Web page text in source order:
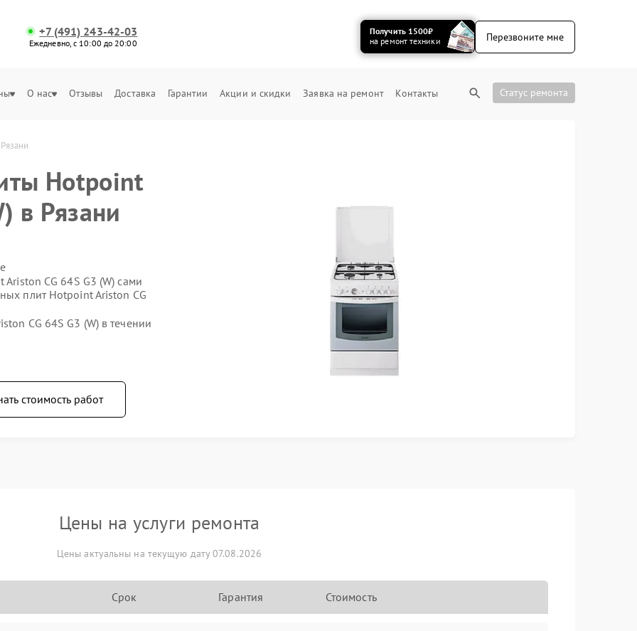
+7 (491) 243-42-03
Ежедневно, с 10:00 до 20:00
Получить 1500₽
на ремонт техники
Перезвоните мне
О нас Отзывы Доставка Гарантии Акции и скидки Заявка на ремонт Контакты Статус ремонта
Hotpoint
в Рязани
CG 64S G3 (W) сами
плит Hotpoint Ariston CG
CG 64S G3 (W) в течении
стоимость работ
Цены на услуги ремонта
Цены актуальны на текущую дату 07.08.2026
Срок Гарантия Стоимость